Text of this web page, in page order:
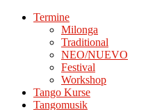
Termine
Milonga
Traditional
NEO/NUEVO
Festival
Workshop
Tango Kurse
Tangomusik